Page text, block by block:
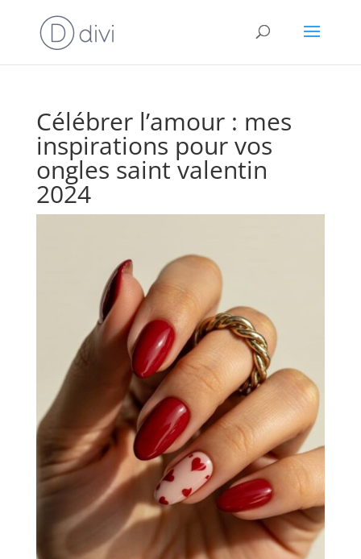
Célébrer l’amour : mes
inspirations pour vos
ongles saint valentin
2024